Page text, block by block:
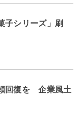
子シリーズ」刷
回復を 企業風土